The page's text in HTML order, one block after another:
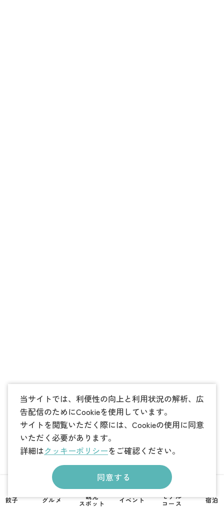
当サイトでは、利便性の向上と利用状況の解析、広
告配信のためにCookieを使用しています。
サイトを閲覧いただく際には、Cookieの使用に同意
いただく必要があります。
詳細はクッキーポリシーをご確認ください。
同意する